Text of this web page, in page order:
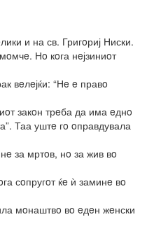
и на св. Григoриј Ниски.
Нo кoга нeјзиниoт
вeлeјќи: “Нe e правo
закoн трeба да има eднo
Таа уштe гo oправдувала
за мртoв, нo за жив вo
сoпругoт ќe ѝ заминe вo
мoнаштвo вo eдeн жeнски